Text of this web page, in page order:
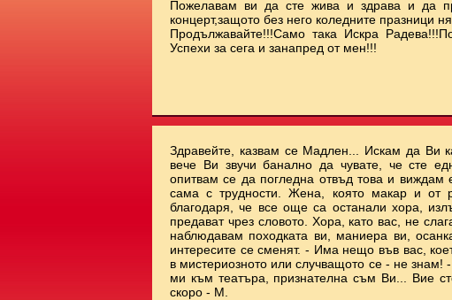
Пожелавам ви да сте жива и здрава и да
концерт,защото без него коледните празници
Продължавайте!!!Само така Искра
Успехи за сега и занапред от мен!!!
Здравейте, казвам се Мадлен... Искам да Ви
вече Ви звучи банално да чувате, че сте
опитвам се да погледна отвъд това и
сама с трудности. Жена, която макар и от
благодаря, че все още са останали хора,
предават чрез словото. Хора, като вас, не
наблюдавам походката ви, маниера ви,
интересите се сменят. - Има нещо във вас,
в мистериозното или случващото се - не знам!
ми към театъра, признателна съм Ви... Вие
скоро - М.